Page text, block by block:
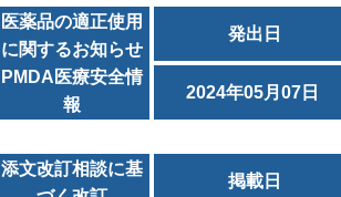
医薬品の適正使用
に関するお知らせ
PMDA医療安全情
報
発出日
2024年05月07日
添文改訂相談に基
掲載日